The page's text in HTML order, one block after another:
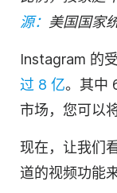
源： 美国国家
Instagram 的
过 8 亿。其中
市场，您可以
现在，让我们
道的视频功能